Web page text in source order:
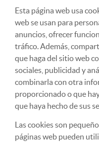
Esta página web usa
web se usan para
anuncios, ofrecer
tráfico. Además,
que haga del sitio web
sociales, publicidad y
combinarla con otra
proporcionado o que
que haya hecho de sus
Las cookies son
páginas web pueden